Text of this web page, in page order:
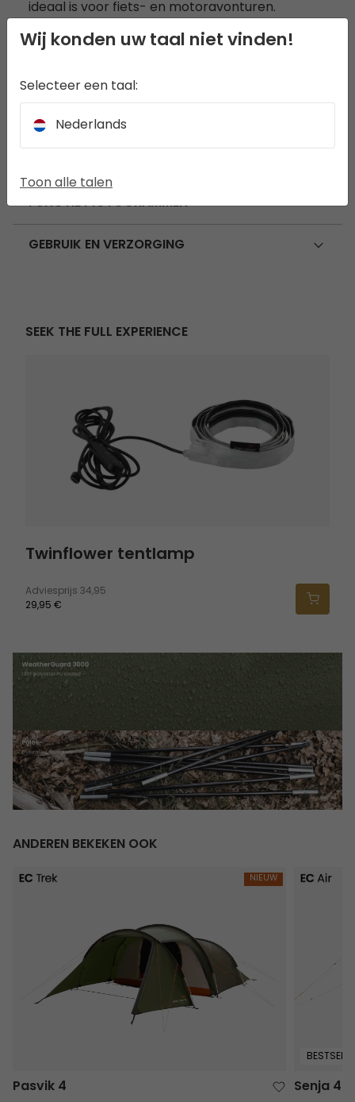
ideaal is voor fiets- en motoravonturen.
AFMETINGEN
SPECIFICATIES
FUNCTIE PICTOGRAMMEN
GEBRUIK EN VERZORGING
SEEK THE FULL EXPERIENCE
Twinflower tentlamp
Adviesprijs 34,95
29,95 €
ANDEREN BEKEKEN OOK
Pasvik 4
NIEUW
Pasvik 4
Senja 4
Senja 4
Wij konden uw taal niet vinden!
Selecteer een taal:
Nederlands
Toon alle talen